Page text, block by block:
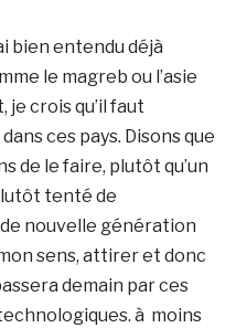
bien entendu déjà
le magreb ou l’asie
je crois qu’il faut
ces pays. Disons que
de le faire, plutôt qu’un
tenté de
nouvelle génération
sens, attirer et donc
demain par ces
à moins